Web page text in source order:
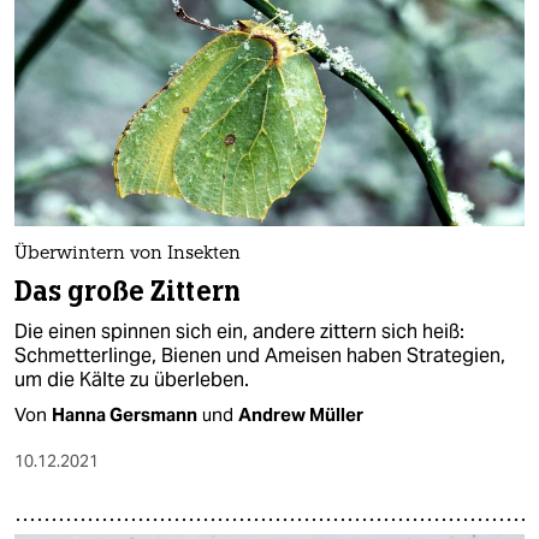
Überwintern von Insekten
Das große Zittern
Die einen spinnen sich ein, andere zittern sich heiß:
Schmetterlinge, Bienen und Ameisen haben Strategien,
um die Kälte zu überleben.
Von Hanna Gersmann und Andrew Müller
10.12.2021